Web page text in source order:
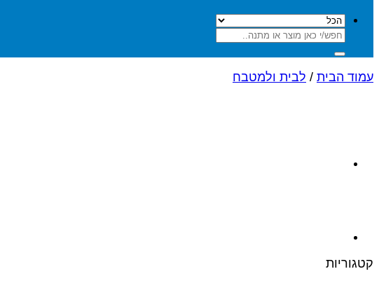
חיפוש
עמוד הבית / לבית ולמטבח
קטגוריות